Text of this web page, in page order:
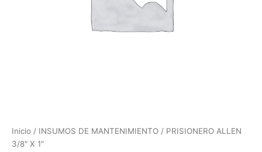
Inicio / INSUMOS DE MANTENIMIENTO / PRISIONERO ALLEN
3/8″ X 1″